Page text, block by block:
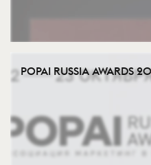
POPAI RUSSIA AWARDS